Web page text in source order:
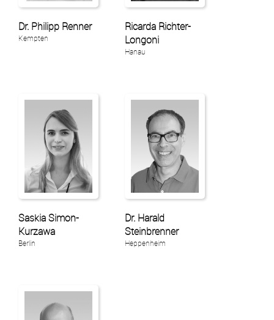
Dr. Philipp Renner
Kempten
Ricarda Richter-
Longoni
Hanau
Saskia Simon-
Kurzawa
Berlin
Dr. Harald
Steinbrenner
Heppenheim